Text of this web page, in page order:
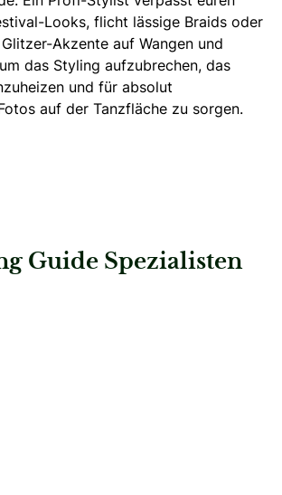
Looks, flicht lässige Braids oder
Akzente auf Wangen und
das Styling aufzubrechen, das
und für absolut
auf der Tanzfläche zu sorgen.
Guide Spezialisten